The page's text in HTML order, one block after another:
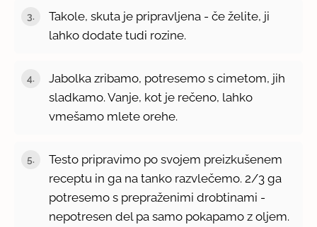
Takole, skuta je pripravljena - če želite, ji
lahko dodate tudi rozine.
Jabolka zribamo, potresemo s cimetom, jih
sladkamo. Vanje, kot je rečeno, lahko
vmešamo mlete orehe.
Testo pripravimo po svojem preizkušenem
receptu in ga na tanko razvlečemo. 2/3 ga
potresemo s prepraženimi drobtinami -
nepotresen del pa samo pokapamo z oljem.